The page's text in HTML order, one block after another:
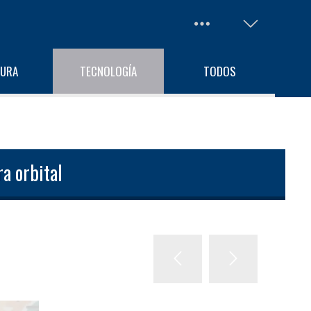
TECNOLOGÍA TODOS
orbital